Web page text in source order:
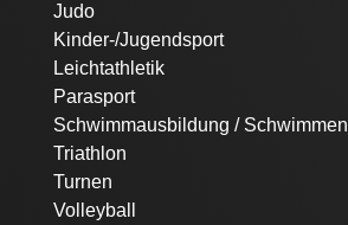
Judo
Kinder-/Jugendsport
Leichtathletik
Parasport
Schwimmausbildung / Schwimmen
Triathlon
Turnen
Volleyball